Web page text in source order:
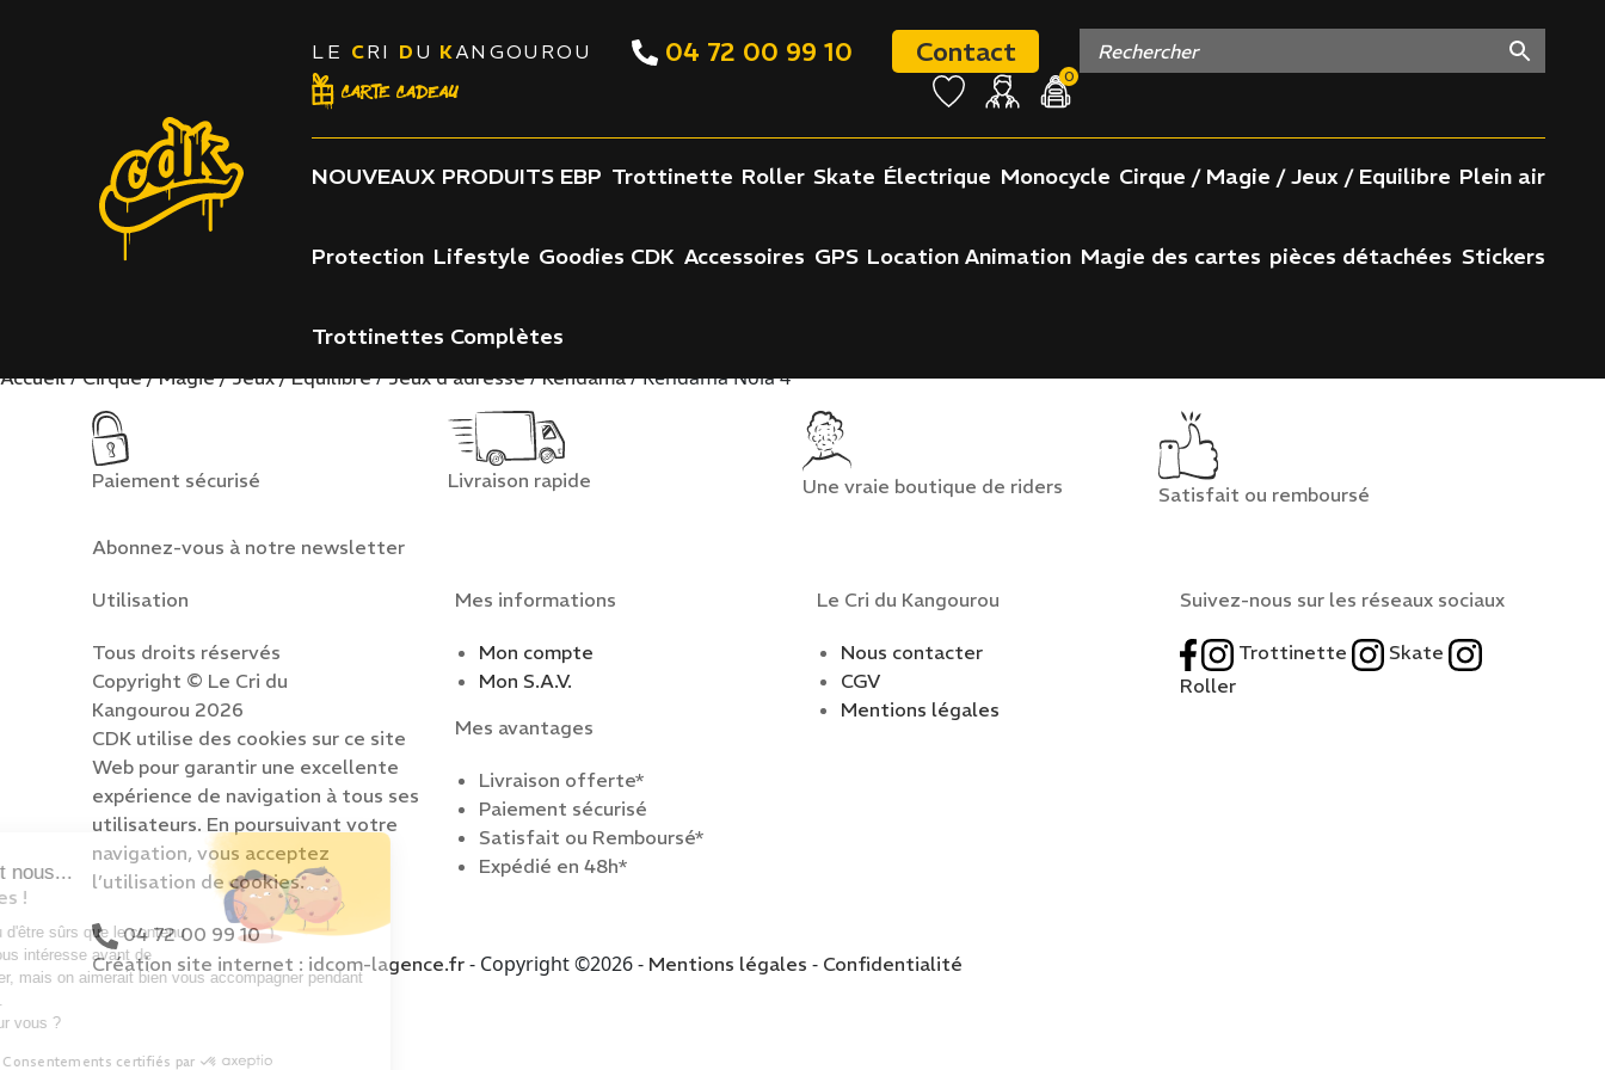
Salut c'est nous...
les Cookies !
On a attendu d'être sûrs que le contenu
de ce site vous intéresse avant de
vous déranger, mais on aimerait bien vous accompagner pendant
C'est OK pour vous ?
Consentements certifiés par
LE CRI D U K ANGOUROU 04 72 00 99 10 Contact
0
NOUVEAUX PRODUITS EBP Trottinette Roller Skate Électrique Monocycle Cirque / Magie / Jeux / Equilibre Plein air
Protection Lifestyle Goodies CDK Accessoires GPS Location Animation Magie des cartes pièces détachées Stickers
Trottinettes Complètes
Accueil/Cirque / Magie / Jeux / Equilibre/Jeux d'adresse/Kendama/ Kendama Noia 4
Paiement sécurisé Livraison rapide Une vraie boutique de riders Satisfait ou remboursé
Abonnez-vous à notre newsletter
Utilisation
Tous droits réservés
Copyright © Le Cri du
Kangourou 2026
CDK utilise des cookies sur ce site
Web pour garantir une excellente
expérience de navigation à tous ses
utilisateurs. En poursuivant votre
navigation, vous acceptez
l’utilisation de cookies.
04 72 00 99 10
Mes informations
Mon compte
Mon S.A.V.
Mes avantages
Livraison offerte*
Paiement sécurisé
Satisfait ou Remboursé*
Expédié en 48h*
Le Cri du Kangourou
Nous contacter
CGV
Mentions légales
Suivez-nous sur les réseaux sociaux
Trottinette
Skate
Roller
Création site internet : idcom-lagence.fr - Copyright ©2026 - Mentions légales - Confidentialité